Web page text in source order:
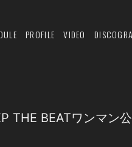
PROFILE VIDEO
THE BEATワンマン